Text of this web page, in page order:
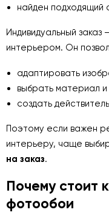
найден подходящий
Индивидуальный
интерьером. Он
адаптировать
выбрать материал и
создать
Поэтому если важен
интерьеру, чаще
на заказ.
Почему стоит
фотообои